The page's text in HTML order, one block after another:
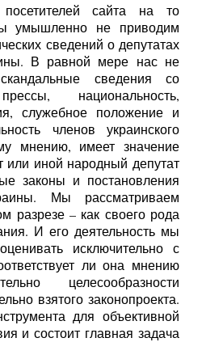
сайта на то
умышленно не приводим
сведений о депутатах
В равной мере нас не
сведения со
национальность,
служебное положение и
членов украинского
мнению, имеет значение
или иной народный депутат
законы и постановления
Мы рассматриваем
разрезе – как своего рода
И его деятельность мы
исключительно с
ли она мнению
целесообразности
взятого законопроекта.
для объективной
и состоит главная задача